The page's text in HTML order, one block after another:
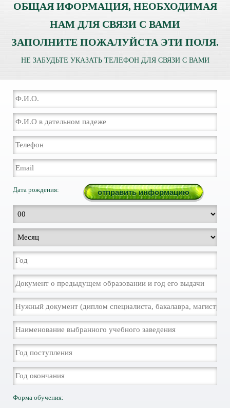
ОБЩАЯ ИФОРМАЦИЯ, НЕОБХОДИМАЯ
НАМ ДЛЯ СВЯЗИ С ВАМИ
ЗАПОЛНИТЕ ПОЖАЛУЙСТА ЭТИ ПОЛЯ.
НЕ ЗАБУДЬТЕ УКАЗАТЬ ТЕЛЕФОН ДЛЯ СВЯЗИ С ВАМИ
Дата рождения:
Форма обучения: